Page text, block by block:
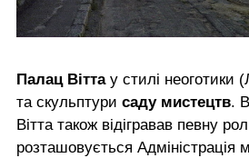
Палац Віттау стилі неоготики
та скульптури саду мистецтв.
Вітта також відігравав певну
розташовується Адміністрація